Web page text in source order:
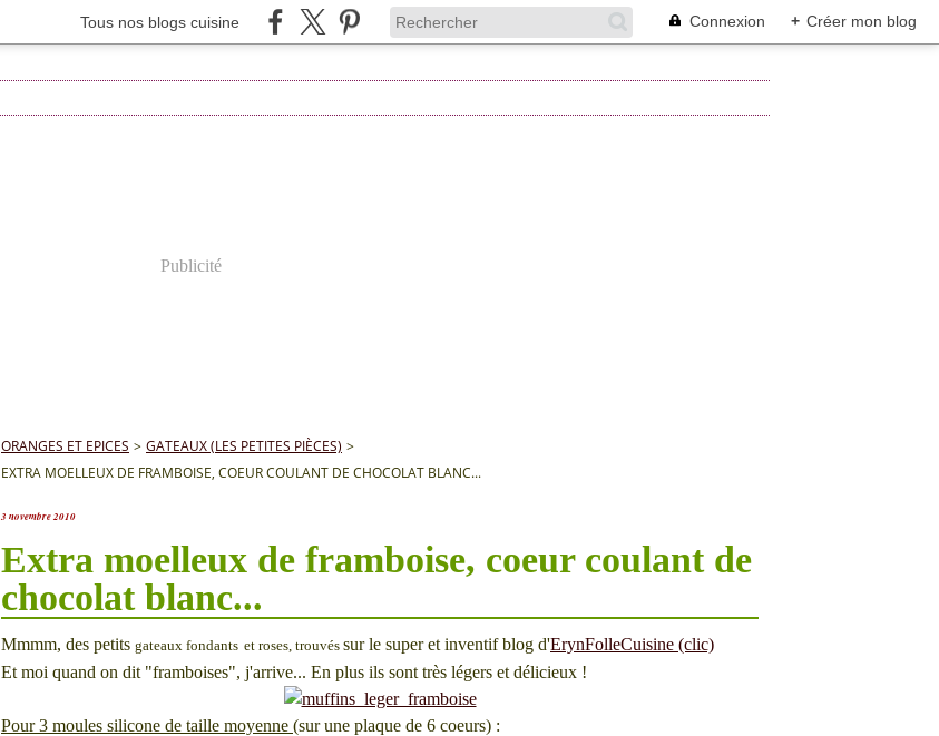
Tous nos blogs cuisine Connexion + Créer mon blog
Publicité
ORANGES ET EPICES > GATEAUX (LES PETITES PIÈCES) >
EXTRA MOELLEUX DE FRAMBOISE, COEUR COULANT DE CHOCOLAT BLANC...
3 novembre 2010
Extra moelleux de framboise, coeur coulant de
chocolat blanc...
Mmmm, des petits gateaux fondants et roses, trouvés sur le super et inventif blog d'ErynFolleCuisine (clic)
Et moi quand on dit "framboises", j'arrive... En plus ils sont très légers et délicieux !
Pour 3 moules silicone de taille moyenne (sur une plaque de 6 coeurs) :